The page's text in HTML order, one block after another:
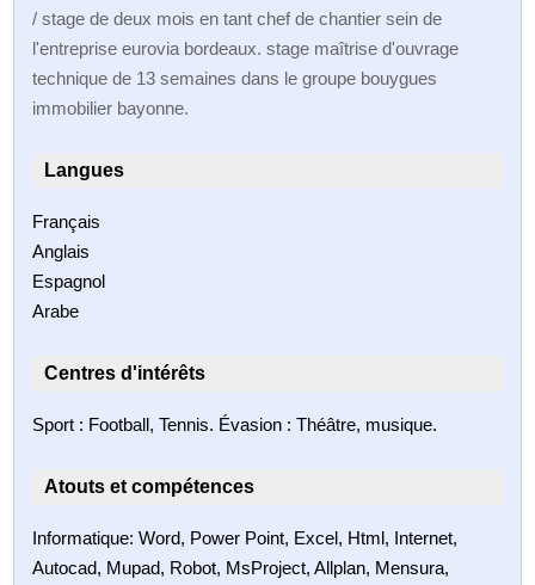
/ stage de deux mois en tant chef de chantier sein de
l'entreprise eurovia bordeaux. stage maîtrise d'ouvrage
technique de 13 semaines dans le groupe bouygues
immobilier bayonne.
Langues
Français
Anglais
Espagnol
Arabe
Centres d'intérêts
Sport : Football, Tennis. Évasion : Théâtre, musique.
Atouts et compétences
Informatique: Word, Power Point, Excel, Html, Internet,
Autocad, Mupad, Robot, MsProject, Allplan, Mensura,